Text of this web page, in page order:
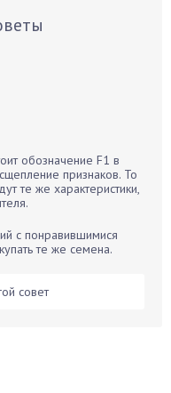
обозначение F1 в
признаков. То
те же характеристики,
с понравившимися
те же семена.
совет